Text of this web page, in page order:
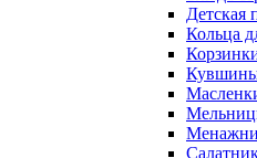
Детская
Кольца